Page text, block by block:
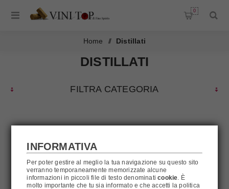
0
Home / Distillati
DISTILLATI
FILTRA CATEGORIA
FILTRA
INFORMATIVA
Per poter gestire al meglio la tua navigazione su questo sito
verranno temporaneamente memorizzate alcune
informazioni in piccoli file di testo denominaticookie . È
molto importante che tu sia informato e che accetti la politica